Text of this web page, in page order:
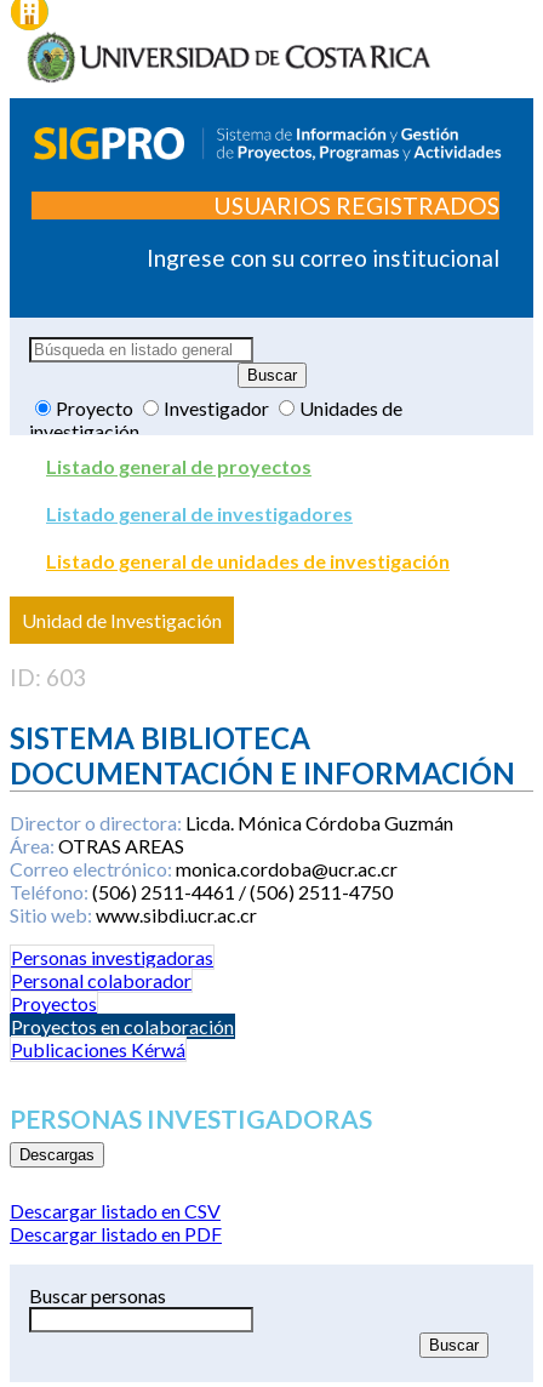
USUARIOS REGISTRADOS
Ingrese con su correo institucional
Proyecto Investigador
Unidades de
investigación
Listado general de proyectos
Listado general de investigadores
Listado general de unidades de investigación
Unidad de Investigación
ID: 603
SISTEMA BIBLIOTECA
DOCUMENTACIÓN E INFORMACIÓN
Director o directora: Licda. Mónica Córdoba Guzmán
Área: OTRAS AREAS
Correo electrónico: monica.cordoba@ucr.ac.cr
Teléfono: (506) 2511-4461 / (506) 2511-4750
Sitio web: www.sibdi.ucr.ac.cr
Personas investigadoras
Personal colaborador
Proyectos
Proyectos en colaboración
Publicaciones Kérwá
PERSONAS INVESTIGADORAS
Descargas
Descargar listado en CSV
Descargar listado en PDF
Buscar personas